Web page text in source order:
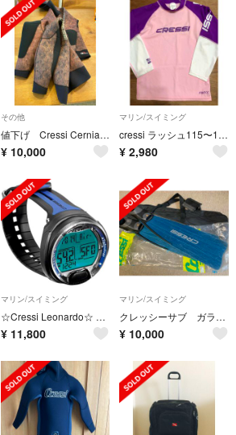
その他
値下げ Cressi Cernia 7mm クレッシーウェットスーツ上下セット
¥ 10,000
マリン/スイミング
cressi ラッシュ115〜122cm
¥ 2,980
マリン/スイミング
☆Cressi Leonardo☆ ダイビングコンピューター 美品
¥ 11,800
マリン/スイミング
クレッシーサブ ガラ2000 ロングフィン フリーダイビング
¥ 10,000